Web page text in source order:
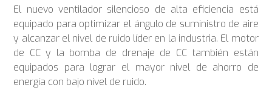
El nuevo ventilador silencioso de alta eficiencia está
equipado para optimizar el ángulo de suministro de aire
y alcanzar el nivel de ruido líder en la industria. El motor
de CC y la bomba de drenaje de CC también están
equipados para lograr el mayor nivel de ahorro de
energía con bajo nivel de ruido.